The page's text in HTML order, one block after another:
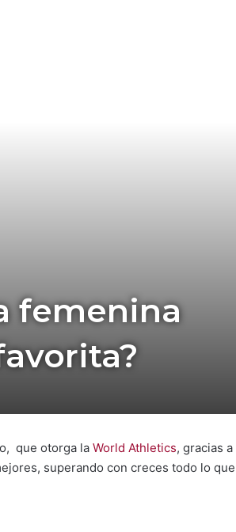
femenina
que otorga la World Athletics, gracias a
superando con creces todo lo